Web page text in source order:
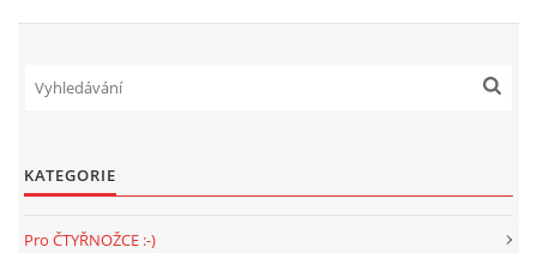
KATEGORIE
Pro ČTYŘNOŽCE :-)